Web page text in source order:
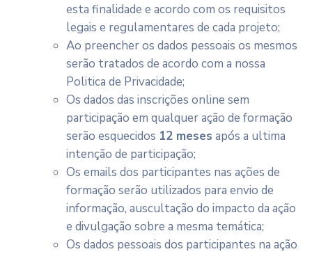
esta finalidade e acordo com os requisitos
legais e regulamentares de cada projeto;
Ao preencher os dados pessoais os mesmos
serão tratados de acordo com a nossa
Politica de Privacidade;
Os dados das inscrições online sem
participação em qualquer ação de formação
serão esquecidos 12 meses após a ultima
intenção de participação;
Os emails dos participantes nas ações de
formação serão utilizados para envio de
informação, auscultação do impacto da ação
e divulgação sobre a mesma temática;
Os dados pessoais dos participantes na ação